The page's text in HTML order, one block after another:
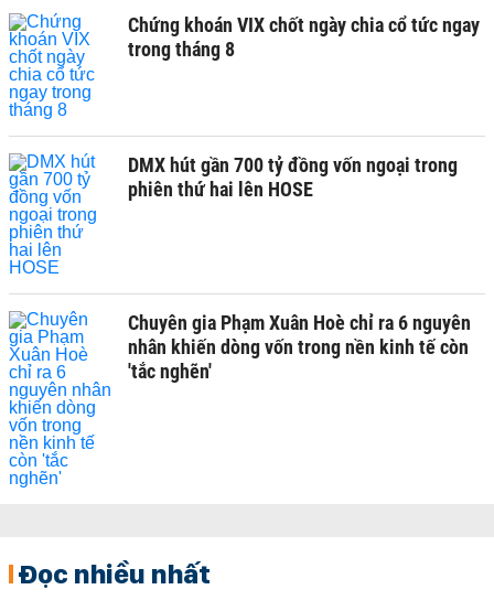
Chứng khoán VIX chốt ngày chia cổ tức ngay
trong tháng 8
DMX hút gần 700 tỷ đồng vốn ngoại trong
phiên thứ hai lên HOSE
Chuyên gia Phạm Xuân Hoè chỉ ra 6 nguyên
nhân khiến dòng vốn trong nền kinh tế còn
'tắc nghẽn'
Đọc nhiều nhất